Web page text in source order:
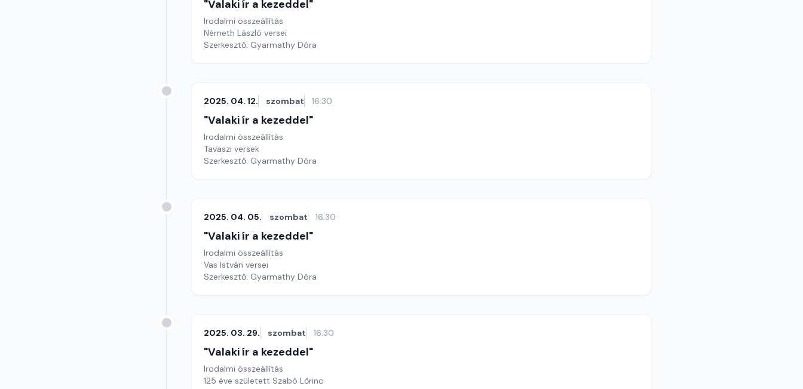
"Valaki ír a kezeddel"
Irodalmi összeállítás
Németh László versei
Szerkesztő: Gyarmathy Dóra
2025. 04. 12. szombat 16:30
"Valaki ír a kezeddel"
Irodalmi összeállítás
Tavaszi versek
Szerkesztő: Gyarmathy Dóra
2025. 04. 05. szombat 16:30
"Valaki ír a kezeddel"
Irodalmi összeállítás
Vas István versei
Szerkesztő: Gyarmathy Dóra
2025. 03. 29. szombat 16:30
"Valaki ír a kezeddel"
Irodalmi összeállítás
125 éve született Szabó Lőrinc